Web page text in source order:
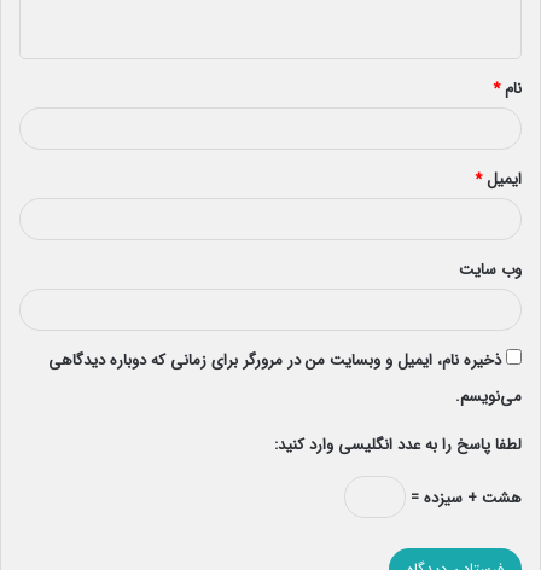
*
نام*
ایمیل*
وب‌ سایت
ذخیره نام، ایمیل و وبسایت من در مرورگر برای زمانی که دوباره دیدگاهی
می‌نویسم.
لطفا پاسخ را به عدد انگلیسی وارد کنید:
هشت + سیزده =